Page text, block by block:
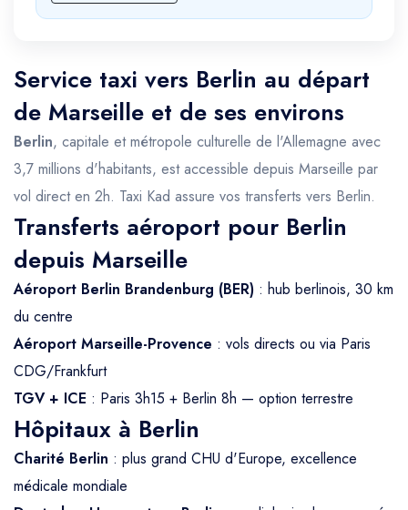
Service taxi vers Berlin au départ
de Marseille et de ses environs
Berlin, capitale et métropole culturelle de l'Allemagne avec
3,7 millions d'habitants, est accessible depuis Marseille par
vol direct en 2h. Taxi Kad assure vos transferts vers Berlin.
Transferts aéroport pour Berlin
depuis Marseille
Aéroport Berlin Brandenburg (BER) : hub berlinois, 30 km
du centre
Aéroport Marseille-Provence : vols directs ou via Paris
CDG/Frankfurt
TGV + ICE : Paris 3h15 + Berlin 8h — option terrestre
Hôpitaux à Berlin
Charité Berlin : plus grand CHU d'Europe, excellence
médicale mondiale